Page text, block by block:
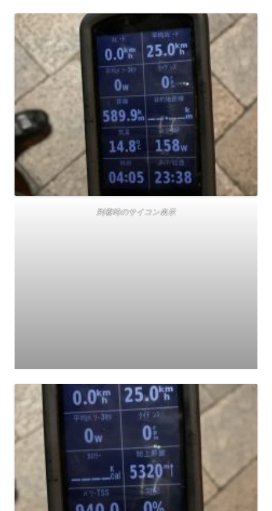
到着時のサイコン表示